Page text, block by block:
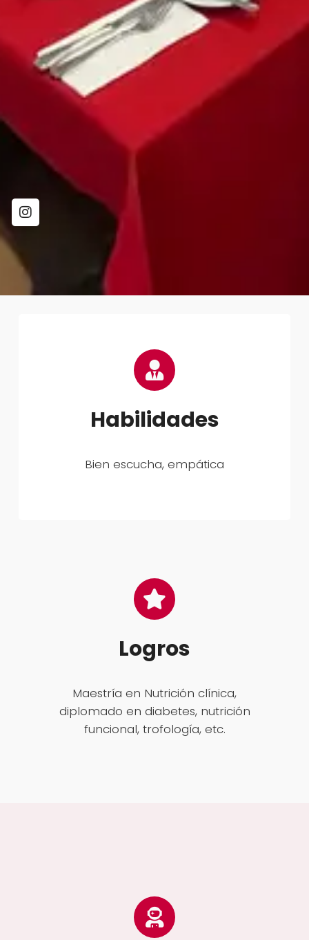
Habilidades
Bien escucha, empática
Logros
Maestría en Nutrición clínica,
diplomado en diabetes, nutrición
funcional, trofología, etc.